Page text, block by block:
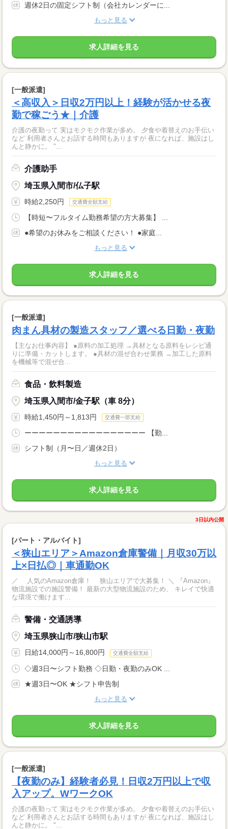
週休2日の固定シフト制（会社カレンダーに...
もっと見る
求人詳細を見る
[一般派遣]
＜高収入＞日収2万円以上！経験が活かせる夜
勤で稼ごう★｜介護
介護の夜勤って 実はモクモク作業が多め。 夕食や着替えのお手伝い
など 利用者さんとお話する時間もありますが 夜になれば、施設はし
んと静かに。 "...
介護助手
埼玉県入間市/仏子駅
時給2,250円 交通費全額支給
【時短〜フルタイム勤務希望の方大募集】 ...
●希望のお休みをご相談ください！ ●家庭...
もっと見る
求人詳細を見る
[一般派遣]
肉まん具材の製造スタッフ／選べる日勤・夜勤
【主なお仕事内容】 ●原料の加工処理 →具材となる原料をレシピ通
りに準備・カットします。 ●具材の混ぜ合わせ業務 →加工した原料
を機械等で混ぜ合...
食品・飲料製造
埼玉県入間市/金子駅（車 8分）
時給1,450円～1,813円 交通費一部支給
ーーーーーーーーーーーーーーーーー 【勤...
シフト制（月〜日／週休2日）
もっと見る
求人詳細を見る
3日以内公開
[パート・アルバイト]
＜狭山エリア＞Amazon倉庫警備｜月収30万以
上×日払◎｜車通勤OK
／ 人気のAmazon倉庫！ 狭山エリアで大募集！ ＼ 『Amazon』
物流施設での施設警備！ 最新の大型物流施設のため、 キレイで快適
な環境で働けます...
警備・交通誘導
埼玉県狭山市/狭山市駅
日給14,000円～16,800円 交通費全額支給
◇週3日〜シフト勤務 ◇日勤・夜勤のみOK ...
★週3日〜OK ★シフト申告制
もっと見る
求人詳細を見る
[一般派遣]
【夜勤のみ】経験者必見！日収2万円以上で収
入アップ。WワークOK
介護の夜勤って 実はモクモク作業が多め。 夕食や着替えのお手伝い
など 利用者さんとお話する時間もありますが 夜になれば、施設はし
んと静かに。 "...